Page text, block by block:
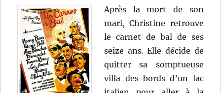
Après la mort de son
mari, Christine retrouve
le carnet de bal de ses
seize ans. Elle décide de
quitter sa somptueuse
villa des bords d’un lac